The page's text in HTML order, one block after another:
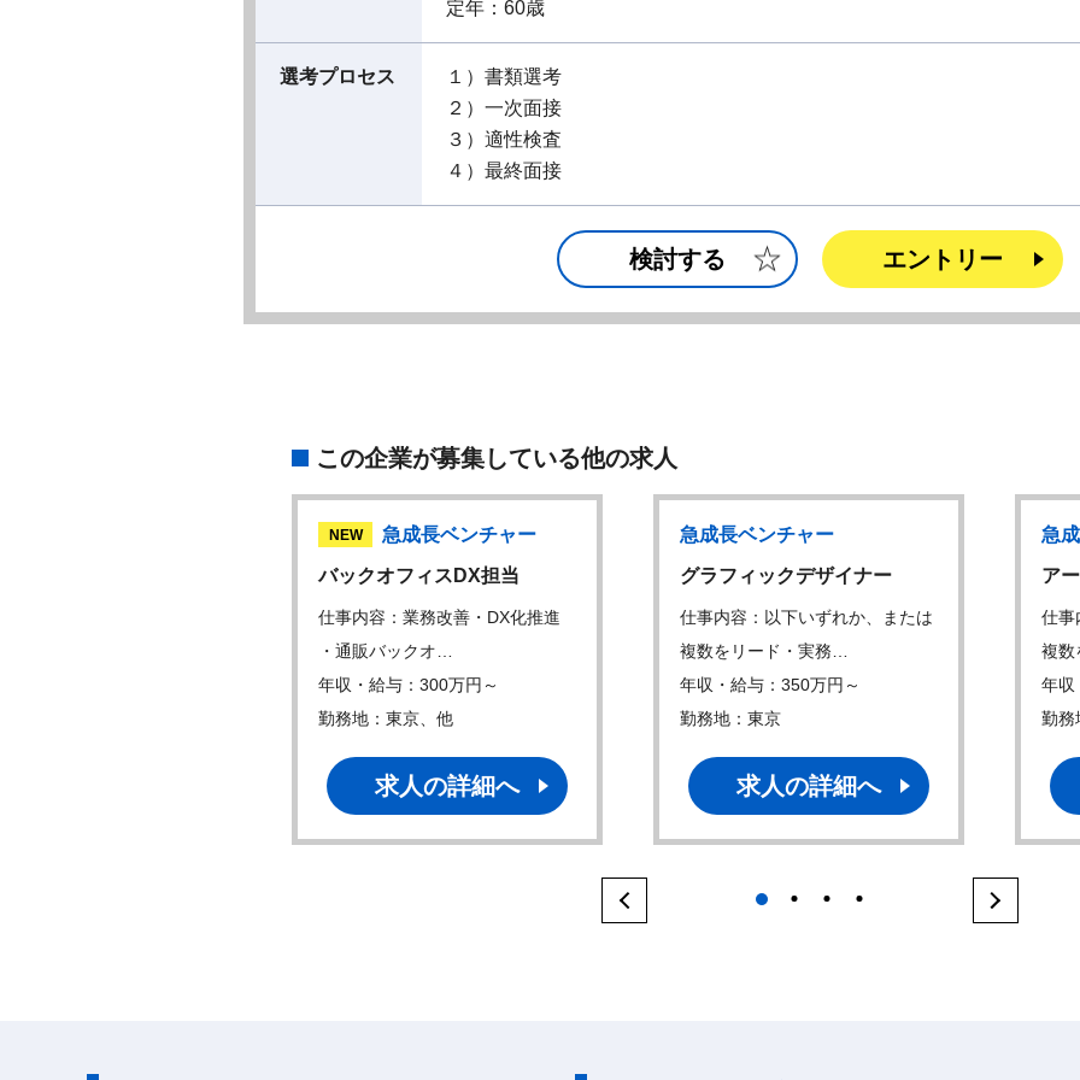
定年：60歳
選考プロセス
１）書類選考
２）一次面接
３）適性検査
４）最終面接
検討する エントリー
この企業が募集している他の求人
NEW
急成長ベンチャー
バックオフィスDX担当
仕事内容：業務改善・DX化推進
・通販バックオ…
年収・給与：300万円～
勤務地：東京、他
求人の詳細へ
急成長ベンチャー
グラフィックデザイナー
仕事内容：以下いずれか、または
複数をリード・実務…
年収・給与：350万円～
勤務地：東京
求人の詳細へ
急
ア
仕事
複数
年収
勤務
1